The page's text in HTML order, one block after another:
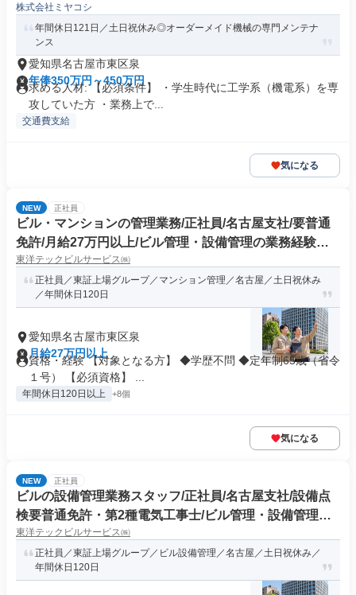
株式会社ミヤコシ
年間休日121日／土日祝休み◎オーダーメイド機械の専門メンテナ
ンス
愛知県名古屋市東区泉
年俸350万円～450万円
求める人材: 【必須条件】 ・学生時代に工学系（機電系）を専
攻していた方 ・業務上で...
交通費支給
気になる
NEW 正社員
ビル・マンションの管理業務/正社員/名古屋支社/要普通
免許/月給27万円以上/ビル管理・設備管理の業務経験者
歓迎/消防設備士・電気工事士の有資格者優遇/職務未経験
者OK/ブランクOK/東証上場グループ企業/土日祝休み/年
間休日120日/資格取得祝金・手当充実
東洋テックビルサービス㈱
正社員／東証上場グループ／マンション管理／名古屋／土日祝休み
／年間休日120日
愛知県名古屋市東区泉
月給27万円以上
資格・経験 【対象となる方】 ◆学歴不問 ◆定年制65歳（省令
１号） 【必須資格】 ...
年間休日120日以上 +8個
気になる
NEW 正社員
ビルの設備管理業務スタッフ/正社員/名古屋支社/設備点
検要普通免許・第2種電気工事士/ビル管理・設備管理の
業務経験者歓迎/消防設備士・電気工事士の有資格者優遇/
未経験歓迎/ブランクOK/東証上場グループ企業/土日祝休
み/年間休日120日/資格取得祝金・手当充実
東洋テックビルサービス㈱
正社員／東証上場グループ／ビル設備管理／名古屋／土日祝休み／
年間休日120日